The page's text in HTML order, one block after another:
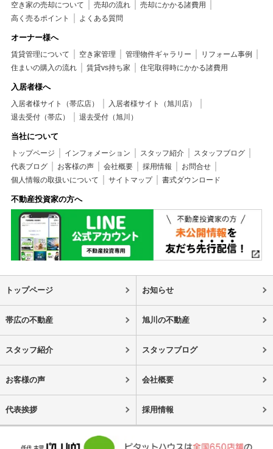
空き家の売却について
売却の流れ
売却にかかる諸費用
高く売るポイント
よくある質問
オーナー様へ
賃貸管理について 空き家管理 管理物件ギャラリー
リフォーム事例
住まいの購入の流れ
賃貸vs持ち家 住宅取得時にかかる諸費用
入居者様へ
入居者様サイト（帯広店）
入居者様サイト（旭川店）
退去受付（帯広）
退去受付（旭川）
当社について
トップページ インフォメーション スタッフ紹介
スタッフブログ
代表ブログ
お客様の声 会社概要 採用情報
お問合せ
個人情報の取扱いについて
サイトマップ 書式ダウンロード
不動産投資家の方へ
トップページ お知らせ
帯広の不動産 旭川の不動産
スタッフ紹介 スタッフブログ
お客様の声 会社概要
代表挨拶 採用情報